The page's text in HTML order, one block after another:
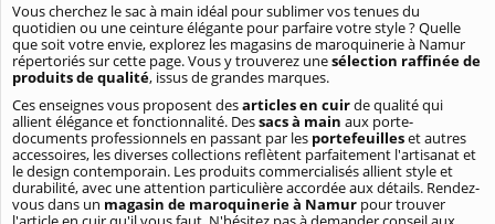
Vous cherchez le sac à main idéal pour sublimer vos tenues du
quotidien ou une ceinture élégante pour parfaire votre style ? Quelle
que soit votre envie, explorez les magasins de maroquinerie à Namur
répertoriés sur cette page. Vous y trouverez unesélection raffinée de
produits de qualité, issus de grandes marques.
Ces enseignes vous proposent desarticles en cuirde qualité qui
allient élégance et fonctionnalité. Dessacs à main aux porte-
documents professionnels en passant par les portefeuilleset autres
accessoires, les diverses collections reflètent parfaitement l'artisanat et
le design contemporain. Les produits commercialisés allient style et
durabilité, avec une attention particulière accordée aux détails. Rendez-
vous dans un magasin de maroquinerie à Namur pour trouver